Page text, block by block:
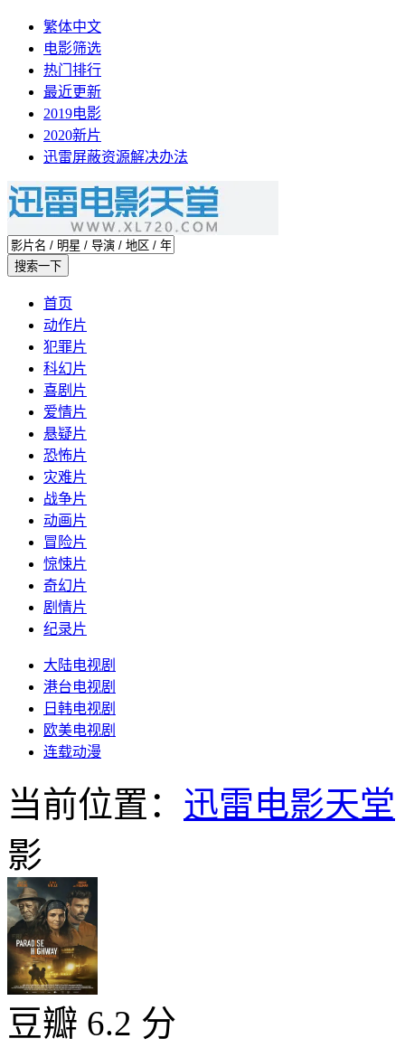
繁体中文
电影筛选
热门排行
最近更新
2019电影
2020新片
迅雷屏蔽资源解决办法
首页
动作片
犯罪片
科幻片
喜剧片
爱情片
悬疑片
恐怖片
灾难片
战争片
动画片
冒险片
惊悚片
奇幻片
剧情片
纪录片
大陆电视剧
港台电视剧
日韩电视剧
欧美电视剧
连载动漫
当前位置： 迅雷电影天堂
影
豆瓣 6.2 分